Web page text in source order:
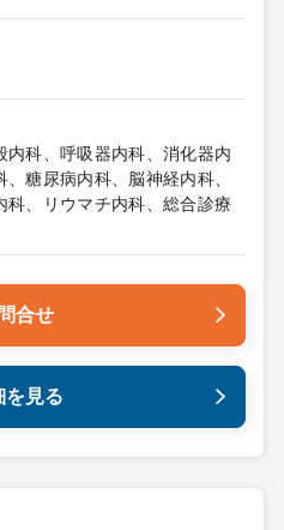
内科、呼吸器内科、消化器内
糖尿病内科、脳神経内科、
科、リウマチ内科、総合診療
合せ
を見る